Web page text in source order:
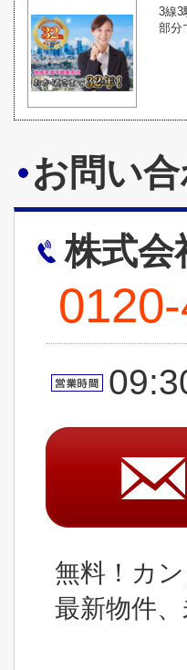
3線3
部分
お問い
株式会
無料！カ
最新物件